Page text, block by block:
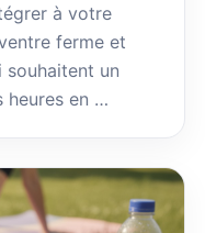
à votre
ferme et
souhaitent un
heures en …